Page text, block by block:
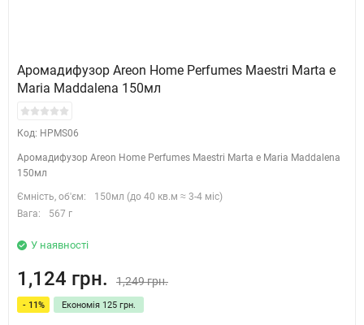
Аромадифузор Areon Home Perfumes Maestri Marta e
Maria Maddalena 150мл
Код: HPMS06
Аромадифузор Areon Home Perfumes Maestri Marta e Maria Maddalena
150мл
Ємність, об'єм:
150мл (до 40 кв.м ≈ 3-4 міс)
Вага:
567 г
У наявності
1,124 грн. 1,249 грн.
- 11% Економія 125 грн.